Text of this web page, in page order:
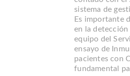
sistema de
Es importante
en la
equipo del
ensayo de
pacientes con
fundamental